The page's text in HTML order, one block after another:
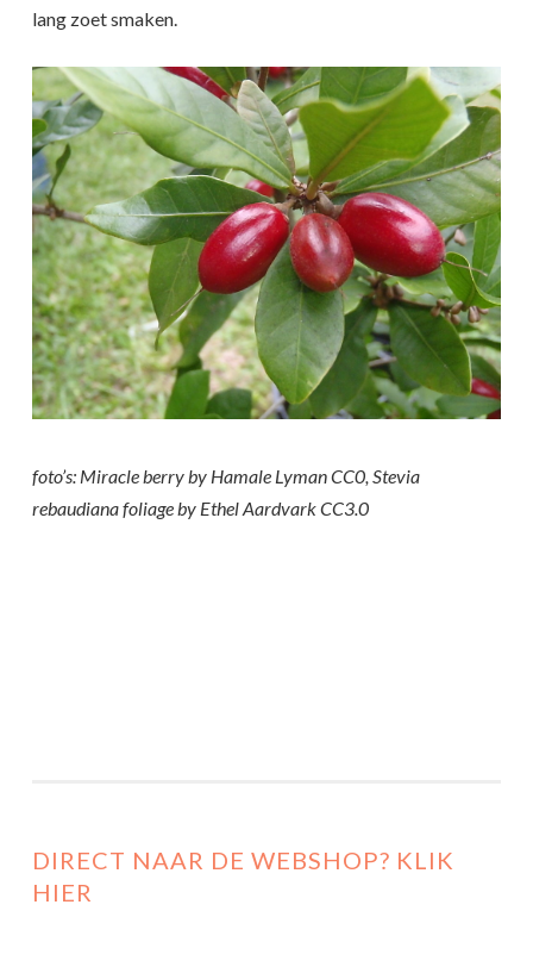
lang zoet smaken.
foto’s: Miracle berry by Hamale Lyman CC0, Stevia
rebaudiana foliage by Ethel Aardvark CC3.0
DIRECT NAAR DE WEBSHOP? KLIK
HIER